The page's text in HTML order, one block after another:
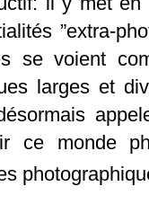
”extra-
se voient
larges et
ce monde